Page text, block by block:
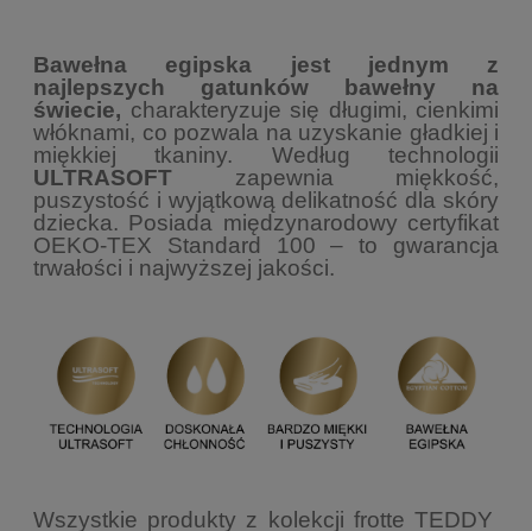
Bawełna egipska jest jednym z
najlepszych gatunków bawełny na
świecie, charakteryzuje się długimi, cienkimi
włóknami, co pozwala na uzyskanie gładkiej i
miękkiej tkaniny. Według technologii
ULTRASOFT zapewnia miękkość,
puszystość i wyjątkową delikatność dla skóry
dziecka. Posiada międzynarodowy certyfikat
OEKO-TEX Standard 100 – to gwarancja
trwałości i najwyższej jakości.
Wszystkie produkty z kolekcji frotte TEDDY